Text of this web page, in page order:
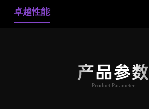
卓越性能
产品参数
Product Parameter